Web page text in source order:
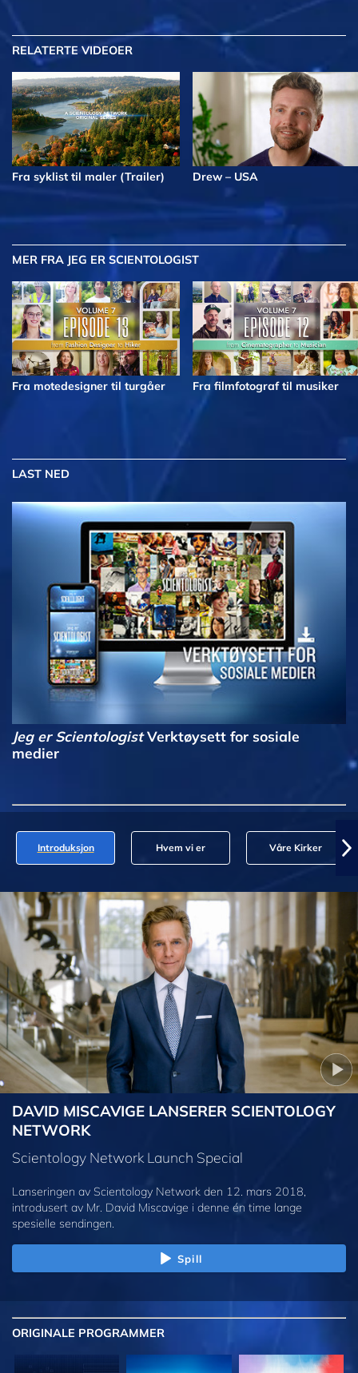
RELATERTE VIDEOER
Fra syklist til maler (Trailer) Drew – USA
MER FRA JEG ER SCIENTOLOGIST
Fra motedesigner til turgåer Fra filmfotograf til musiker
LAST NED
Jeg er ScientologistVerktøysett for sosiale
medier
Introduksjon Hvem vi er Våre Kirker
DAVID MISCAVIGE LANSERER SCIENTOLOGY
NETWORK
Scientology Network Launch Special
Lanseringen av Scientology Network den 12. mars 2018,
introdusert av Mr. David Miscavige i denne én time lange
spesielle sendingen.
Spill
ORIGINALE PROGRAMMER